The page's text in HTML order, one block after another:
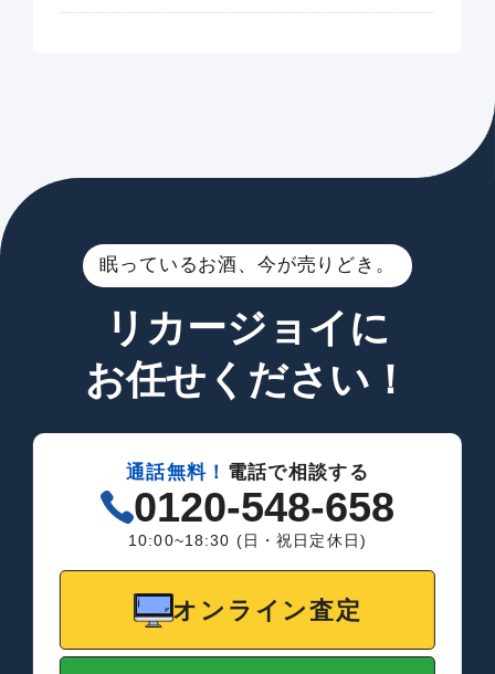
眠っているお酒、今が売りどき。
リカージョイに
お任せください！
通話無料！ 電話で相談する
0120-548-658
10:00~18:30 (日・祝日定休日)
オンライン査定